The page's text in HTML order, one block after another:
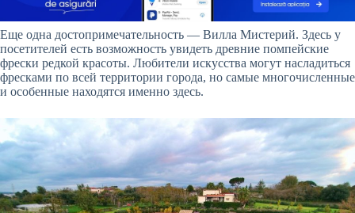
Еще одна достопримечательность — Вилла Мистерий. Здесь у
посетителей есть возможность увидеть древние помпейские
фрески редкой красоты. Любители искусства могут насладиться
фресками по всей территории города, но самые многочисленные
и особенные находятся именно здесь.